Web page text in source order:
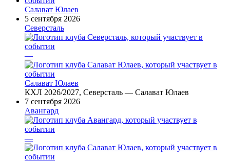
Салават Юлаев
5 сентября 2026
Северсталь
—
Салават Юлаев
КХЛ 2026/2027, Северсталь — Салават Юлаев
7 сентября 2026
Авангард
—